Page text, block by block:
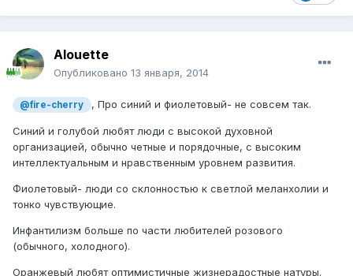
Alouette
Опубликовано 13 января, 2014
@fire-cherry , Про синий и фиолетовый- не совсем так.
Синий и голубой любят люди с высокой духовной
организацией, обычно четные и порядочные, с высоким
интеллектуальным и нравственным уровнем развития.
Фиолетовый- люди со склонностью к светлой меланхолии и
тонко чувствующие.
Инфантилизм больше по части любителей розового
(обычного, холодного).
Оранжевый любят оптимистичные жизнерадостные натуры.